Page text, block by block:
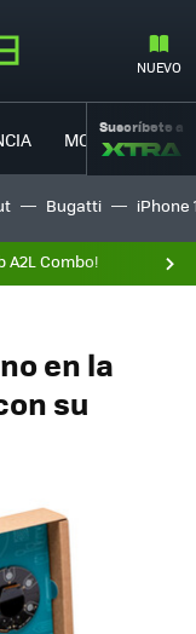
NUEVO
MOVILIDAD
Suscríbete a
Bugatti iPhone
A2L Combo!
en la
su